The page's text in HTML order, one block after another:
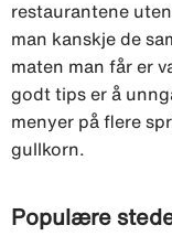
restaurantene
man kanskje de
maten man får er
godt tips er å
menyer på flere
gullkorn.
Populære